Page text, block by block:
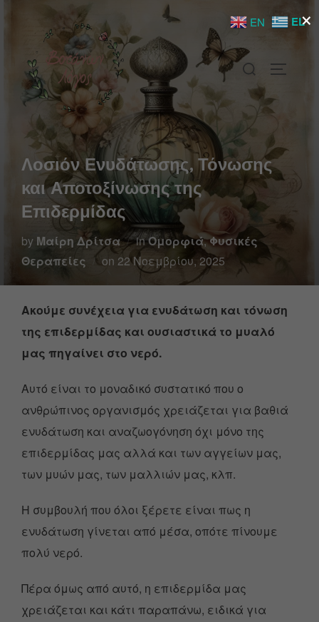
Λοσιόν Ενυδάτωσης, Τόνωσης
και Αποτοξίνωσης της
Επιδερμίδας
by Μαίρη Δρίτσα inΟμορφιά,Φυσικές
Θεραπείες
on 22 Νοεμβρίου, 2025
Ακούμε συνέχεια για ενυδάτωση και τόνωση
της επιδερμίδας και ουσιαστικά το μυαλό
μας πηγαίνει στο νερό.
Αυτό είναι το μοναδικό συστατικό που ο
ανθρώπινος οργανισμός χρειάζεται για βαθιά
ενυδάτωση και αναζωογόνηση όχι μόνο της
επιδερμίδας μας αλλά και των αγγείων μας,
των μυών μας, των μαλλιών μας, κλπ.
Η συμβουλή που όλοι ξέρετε είναι πως η
ενυδάτωση γίνεται από μέσα, οπότε πίνουμε
πολύ νερό.
Πέρα όμως από αυτό, η επιδερμίδα μας
χρειάζεται και κάτι παραπάνω, ειδικά για
×
EN EL